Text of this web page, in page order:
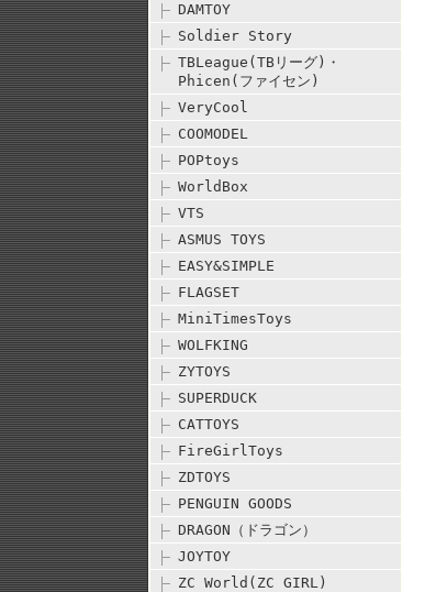
DAMTOY
Soldier Story
TBLeague(TBリーグ)・
Phicen(ファイセン)
VeryCool
COOMODEL
POPtoys
WorldBox
VTS
ASMUS TOYS
EASY&SIMPLE
FLAGSET
MiniTimesToys
WOLFKING
ZYTOYS
SUPERDUCK
CATTOYS
FireGirlToys
ZDTOYS
PENGUIN GOODS
DRAGON（ドラゴン）
JOYTOY
ZC World(ZC GIRL)